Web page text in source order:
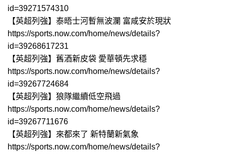
id=39271574310
【英超列強】泰晤士河暫無波瀾 富咸安於現狀
https://sports.now.com/home/news/details?
id=39268617231
【英超列強】舊酒新皮袋 愛華頓先求穩
https://sports.now.com/home/news/details?
id=39267724684
【英超列強】狼隊繼續低空飛過
https://sports.now.com/home/news/details?
id=39267711676
【英超列強】來都來了 新特蘭新氣象
https://sports.now.com/home/news/details?